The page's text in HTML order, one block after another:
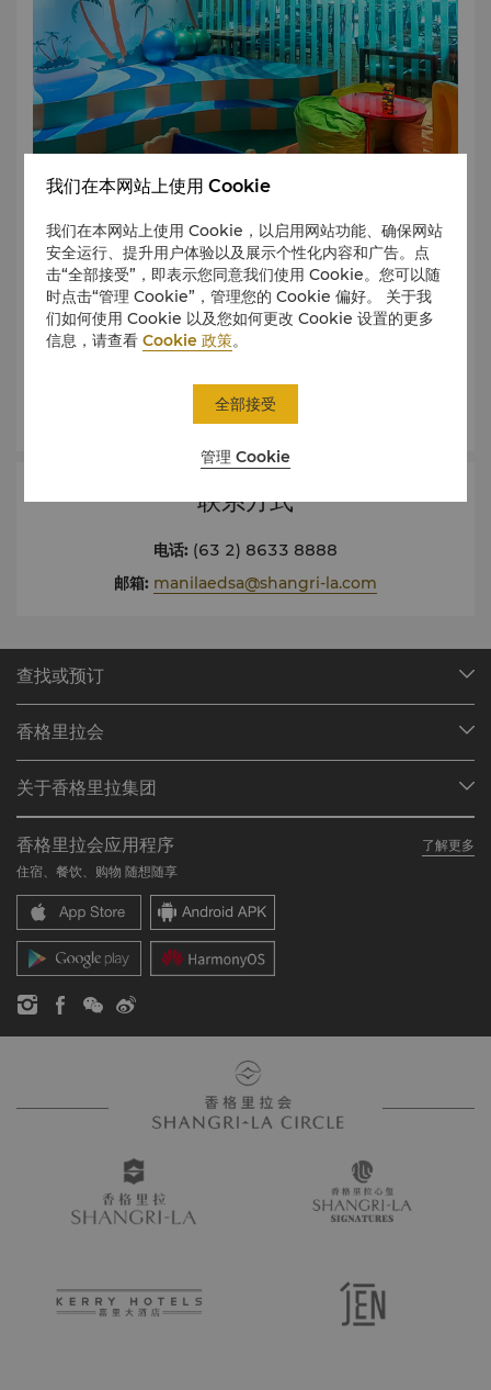
联系方式
电话: (63 2) 8633 8888
邮箱: manilaedsa@shangri-la.com
查找或预订
查找预订
餐厅与酒吧
香格里拉会
加入香格里拉会
常见问题
联络我们
关于香格里拉集团
我们的酒店品牌
香格里拉中心
香格里拉公寓
联系方式
职业发展
企业社会责任
新闻稿
香格里拉会应用程序
了解更多
住宿、餐饮、购物 随想随享
我们在本网站上使用 Cookie
我们在本网站上使用 Cookie，以启用网站功能、确保网站
安全运行、提升用户体验以及展示个性化内容和广告。点
击“全部接受”，即表示您同意我们使用 Cookie。您可以随
时点击“管理 Cookie”，管理您的 Cookie 偏好。 关于我
们如何使用 Cookie 以及您如何更改 Cookie 设置的更多
信息，请查看Cookie 政策。
管理 Cookie
全部接受